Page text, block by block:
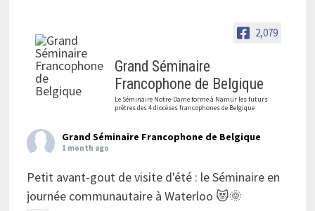
2,079
Grand Séminaire
Francophone de Belgique
Le Séminaire Notre-Dame forme à Namur les futurs
prêtres des 4 diocèses francophones de Belgique
Grand Séminaire Francophone de Belgique
1 month ago
Petit avant-gout de visite d'été : le Séminaire en
journée communautaire à Waterloo 😻🌞